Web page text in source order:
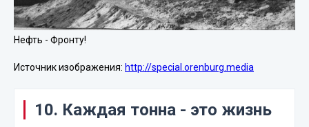
Нефть - Фронту!
Источник изображения: http://special.orenburg.media
10. Каждая тонна - это жизнь